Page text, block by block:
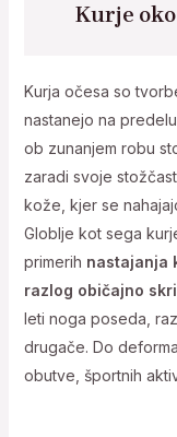
Kurje oko
Kurja očesa so
nastanejo na
ob zunanjem robu
zaradi svoje
kože, kjer se
Globlje kot sega
primerih nastajanja
razlog običajno
leti noga poseda,
drugače. Do
obutve, športnih